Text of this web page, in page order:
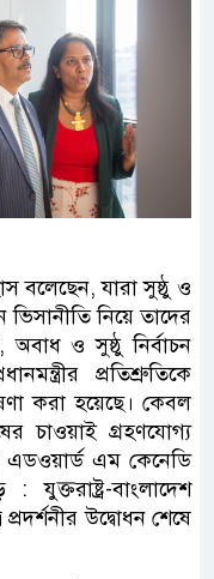
বলেছেন, যারা সুষ্ঠু ও
ভিসানীতি নিয়ে তাদের
অবাধ ও সুষ্ঠু নির্বাচন
প্রতিশ্রুতিকে
করা হয়েছে। কেবল
চাওয়াই গ্রহণযোগ্য
এডওয়ার্ড এম কেনেডি
যুক্তরাষ্ট্র-বাংলাদেশ
উদ্বোধন শেষে